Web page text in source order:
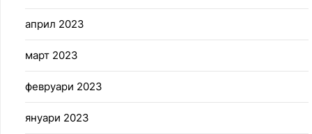
април 2023
март 2023
февруари 2023
януари 2023